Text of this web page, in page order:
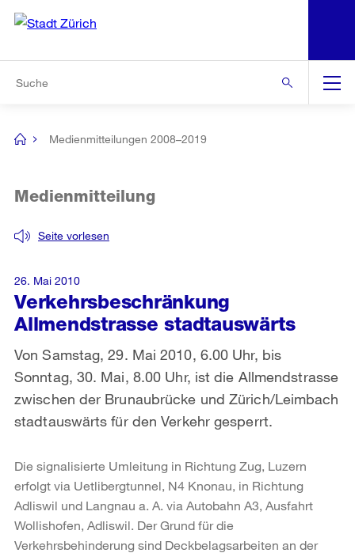
Navigation
[no
Medienmitteilungen 2008–2019
Verkehrsbeschränkung
Allmendstrasse stadtauswärts
Seite vorlesen
Medienmitteilung
Von Samstag, 29. Mai 2010, 6.00 Uhr, bis
Sonntag, 30. Mai, 8.00 Uhr, ist die Allmendstrasse
zwischen der Brunaubrücke und Zürich/Leimbach
stadtauswärts für den Verkehr gesperrt.
26. Mai 2010
Die signalisierte Umleitung in Richtung Zug, Luzern
erfolgt via Uetlibergtunnel, N4 Knonau, in Richtung
Adliswil und Langnau a. A. via Autobahn A3, Ausfahrt
Wollishofen, Adliswil. Der Grund für die
Verkehrsbehinderung sind Deckbelagsarbeiten an der